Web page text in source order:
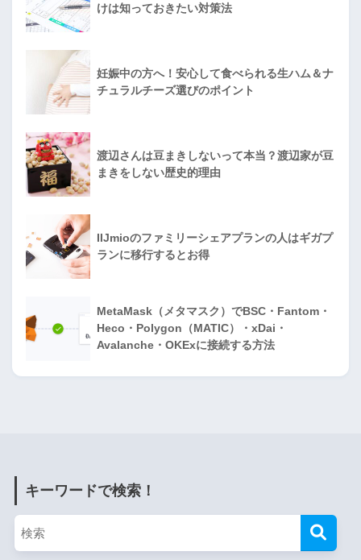
けは知っておきたい対策法
妊娠中の方へ！安心して食べられる生ハム＆ナ
チュラルチーズ選びのポイント
渡辺さんは豆まきしないって本当？渡辺家が豆
まきをしない歴史的理由
IIJmioのファミリーシェアプランの人はギガプ
ランに移行するとお得
MetaMask（メタマスク）でBSC・Fantom・
Heco・Polygon（MATIC）・xDai・
Avalanche・OKExに接続する方法
キーワードで検索！